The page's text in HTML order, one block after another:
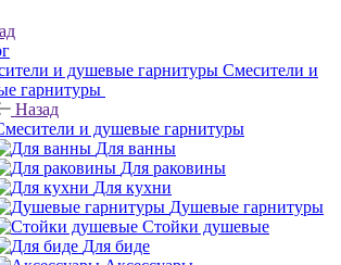
Смесители и
гарнитуры
Назад
и душевые гарнитуры
Для ванны
Для раковины
Для кухни
Душевые гарнитуры
Стойки душевые
Для биде